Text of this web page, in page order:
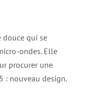
qui se
ondes. Elle
procurer une
: nouveau design.